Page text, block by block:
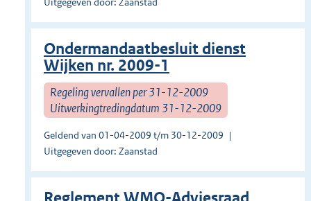
Ondermandaatbesluit dienst
Wijken nr. 2009-1
Regeling vervallen per 31-12-2009
Uitwerkingtredingdatum 31-12-2009
Geldend van 01-04-2009 t/m 30-12-2009
Uitgegeven door: Zaanstad